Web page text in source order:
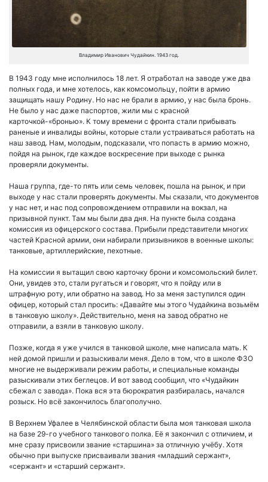
Владимир Иванович Чудайкин. 1943 год.
В 1943 году мне исполнилось 18 лет. Я отработал на заводе уже два
полных года, и мне хотелось, как комсомольцу, пойти в армию
защищать нашу Родину. Но нас не брали в армию, у нас была бронь.
Не было у нас даже паспортов, жили мы с красной
карточкой-«бронью». К тому времени с фронта стали прибывать
раненые и инвалиды войны, которые стали устраиваться работать на
наш завод. Нам, молодым, подсказали, что попасть в армию можно,
пойдя на рынок, где каждое воскресение при выходе с рынка
проверяли документы.
Наша группа, где-то пять или семь человек, пошла на рынок, и при
выходе у нас стали проверять документы. Мы сказали, что документов
у нас нет, и нас под сопровождением отправили на вокзал, на
призывной пункт. Там мы были два дня. На пункте была создана
комиссия из офицерского состава. Прибыли представители многих
частей Красной армии, они набирали призывников в военные школы:
танковые, артиллерийские, пехотные.
На комиссии я вытащил свою карточку брони и комсомольский билет.
Они, увидев это, стали ругаться и говорят, что я пойду или в
штрафную роту, или обратно на завод. Но за меня заступился один
офицер, который стал просить: «Давайте мы этого Чудайкина возьмём
в танковую школу». Действительно, меня на завод обратно не
отправили, а взяли в танковую школу.
Позже, когда я уже учился в танковой школе, мне написала мать. К
ней домой пришли и разыскивали меня. Дело в том, что в школе ФЗО
многие не выдерживали режим работы, и специальные команды
разыскивали этих беглецов. И вот завод сообщил, что «Чудайкин
сбежал с завода». Пока вся эта бюрократия разбиралась, начался
розыск. Но всё закончилось благополучно.
В Верхнем Уфалее в Челябинской области была моя танковая школа
на базе 29-го учебного танкового полка. Её я закончил с отличием, и
мне сразу присвоили звание «старшина» за отличную учёбу. Хотя
обычно при выпуске присваивали звания «младший сержант»,
«сержант» и «старший сержант».